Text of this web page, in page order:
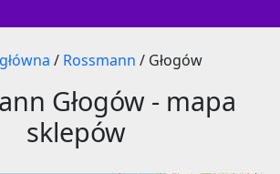
/ Rossmann / Głogów
Głogów - mapa
sklepów